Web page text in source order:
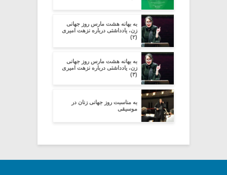
به بهانه هشت مارس روز جهانی
زن، یادداشتی درباره نزهت امیری
(۲)
به بهانه هشت مارس روز جهانی
زن، یادداشتی درباره نزهت امیری
(۳)
به مناسبت روز جهانی زنان در
موسیقی